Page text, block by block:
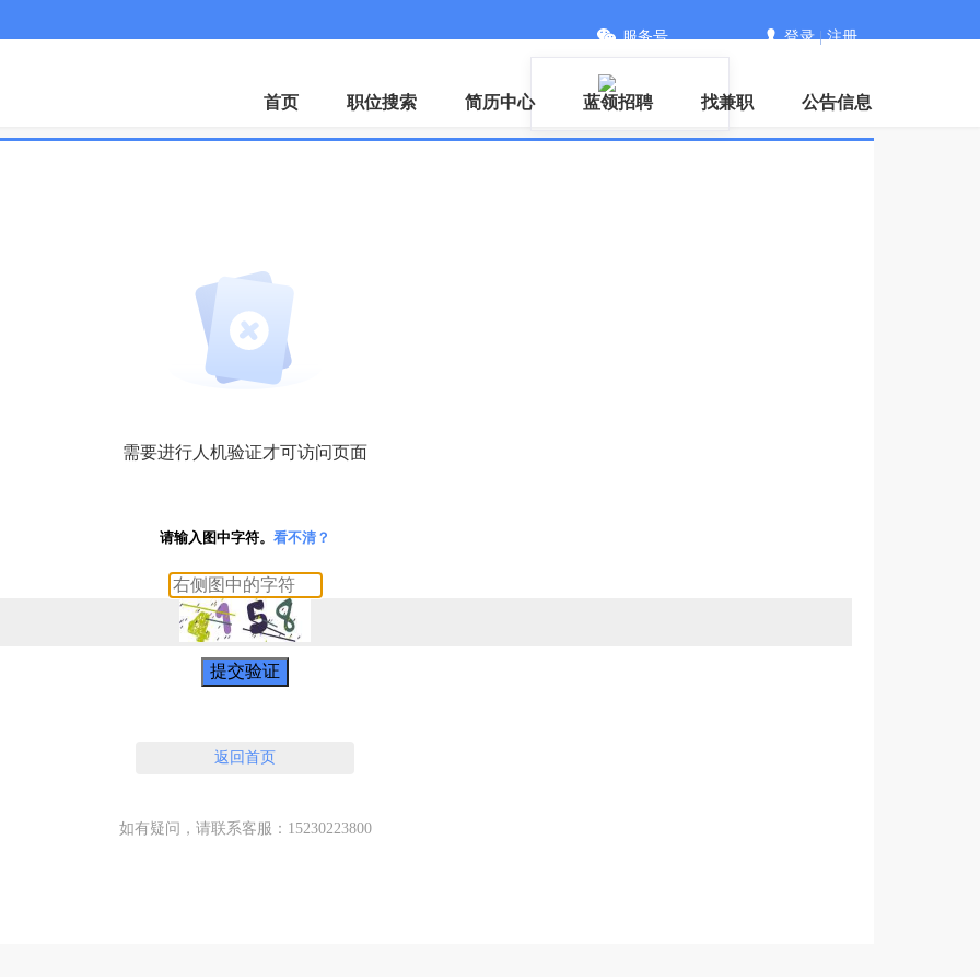
服务号 登录|注册
首页 职位搜索 简历中心 蓝领招聘 找兼职 公告信息
需要进行人机验证才可访问页面
请输入图中字符。 看不清？
提交验证
返回首页
如有疑问，请联系客服：15230223800